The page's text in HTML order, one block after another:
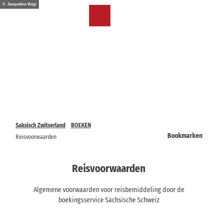
T© Jacqueline Voigt
Saksisch Zwitserland
BOEKEN
Reisvoorwaarden
Bookmarken
Reisvoorwaarden
Algemene voorwaarden voor reisbemiddeling door de
boekingsservice Sächsische Schweiz